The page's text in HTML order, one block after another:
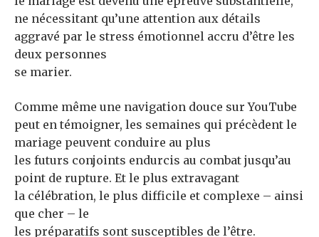
ne nécessitant qu’une attention aux détails
aggravé par le stress émotionnel accru d’être les
deux personnes
se marier.
Comme même une navigation douce sur YouTube
peut en témoigner, les semaines qui précèdent le
mariage peuvent conduire au plus
les futurs conjoints endurcis au combat jusqu’au
point de rupture. Et le plus extravagant
la célébration, le plus difficile et complexe – ainsi
que cher – le
les préparatifs sont susceptibles de l’être.